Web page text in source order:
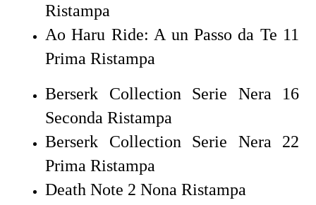
Ristampa
Ao Haru Ride: A un Passo da Te 11
Prima Ristampa
Berserk Collection Serie Nera 16
Seconda Ristampa
Berserk Collection Serie Nera 22
Prima Ristampa
Death Note 2 Nona Ristampa